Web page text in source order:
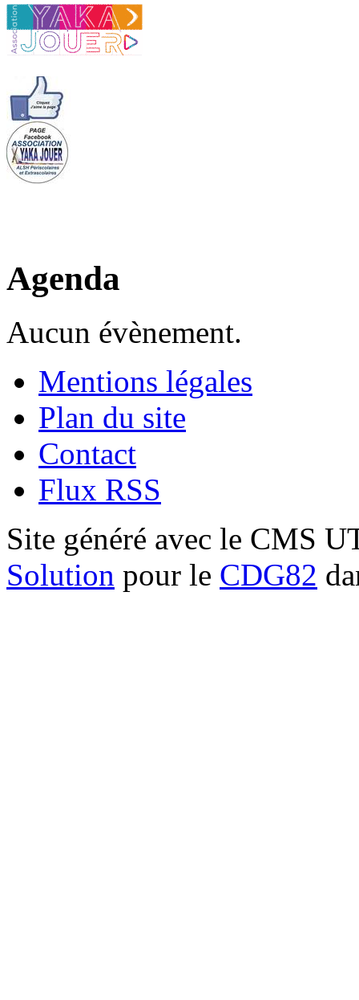
Agenda
Aucun évènement.
Mentions légales
Plan du site
Contact
Flux RSS
Site généré avec le CMS
Solution pour le CDG82